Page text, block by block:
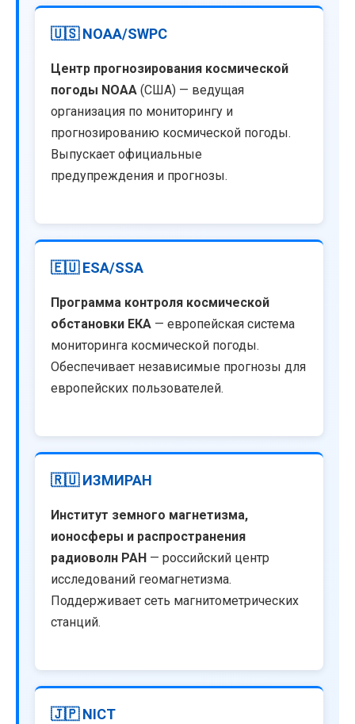
🇺🇸 NOAA/SWPC
Центр прогнозирования космической
погоды NOAA (США) — ведущая
организация по мониторингу и
прогнозированию космической погоды.
Выпускает официальные
предупреждения и прогнозы.
🇪🇺 ESA/SSA
Программа контроля космической
обстановки ЕКА — европейская система
мониторинга космической погоды.
Обеспечивает независимые прогнозы для
европейских пользователей.
🇷🇺 ИЗМИРАН
Институт земного магнетизма,
ионосферы и распространения
радиоволн РАН — российский центр
исследований геомагнетизма.
Поддерживает сеть магнитометрических
станций.
🇯🇵 NICT